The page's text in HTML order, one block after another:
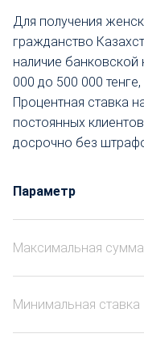
Для получения
гражданство
наличие
000 до 500 000
Процентная ставка
постоянных
досрочно без
Параметр
Максимальная сумма
Минимальная ставка